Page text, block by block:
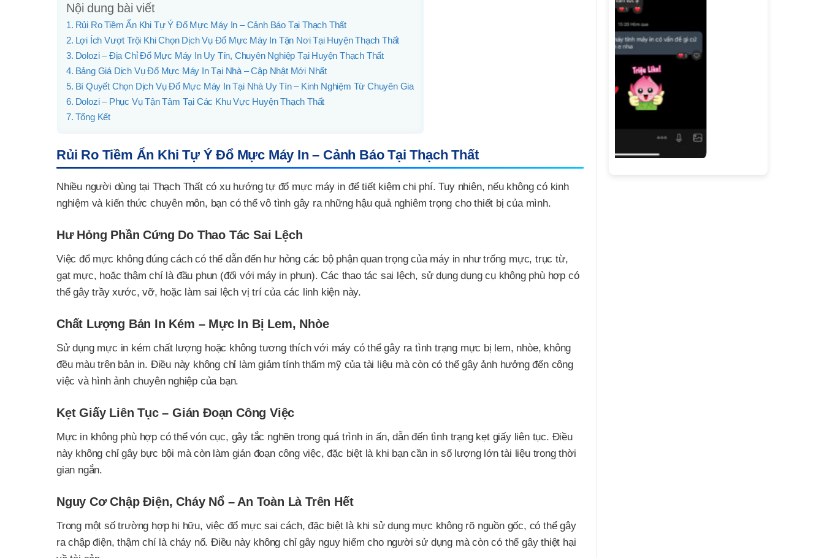
Nội dung bài viết
Rủi Ro Tiềm Ẩn Khi Tự Ý Đổ Mực Máy In – Cảnh Báo Tại Thạch Thất
Lợi Ích Vượt Trội Khi Chọn Dịch Vụ Đổ Mực Máy In Tận Nơi Tại Huyện Thạch Thất
Dolozi – Địa Chỉ Đổ Mực Máy In Uy Tín, Chuyên Nghiệp Tại Huyện Thạch Thất
Bảng Giá Dịch Vụ Đổ Mực Máy In Tại Nhà – Cập Nhật Mới Nhất
Bí Quyết Chọn Dịch Vụ Đổ Mực Máy In Tại Nhà Uy Tín – Kinh Nghiệm Từ Chuyên Gia
Dolozi – Phục Vụ Tận Tâm Tại Các Khu Vực Huyện Thạch Thất
Tổng Kết
Rủi Ro Tiềm Ẩn Khi Tự Ý Đổ Mực Máy In – Cảnh Báo Tại Thạch Thất
Nhiều người dùng tại Thạch Thất có xu hướng tự đổ mực máy in để tiết kiệm chi phí. Tuy nhiên, nếu không có kinh
nghiệm và kiến thức chuyên môn, bạn có thể vô tình gây ra những hậu quả nghiêm trọng cho thiết bị của mình.
Hư Hỏng Phần Cứng Do Thao Tác Sai Lệch
Việc đổ mực không đúng cách có thể dẫn đến hư hỏng các bộ phận quan trọng của máy in như trống mực, trục từ,
gạt mực, hoặc thậm chí là đầu phun (đối với máy in phun). Các thao tác sai lệch, sử dụng dụng cụ không phù hợp có
thể gây trầy xước, vỡ, hoặc làm sai lệch vị trí của các linh kiện này.
Chất Lượng Bản In Kém – Mực In Bị Lem, Nhòe
Sử dụng mực in kém chất lượng hoặc không tương thích với máy có thể gây ra tình trạng mực bị lem, nhòe, không
đều màu trên bản in. Điều này không chỉ làm giảm tính thẩm mỹ của tài liệu mà còn có thể gây ảnh hưởng đến công
việc và hình ảnh chuyên nghiệp của bạn.
Kẹt Giấy Liên Tục – Gián Đoạn Công Việc
Mực in không phù hợp có thể vón cục, gây tắc nghẽn trong quá trình in ấn, dẫn đến tình trạng kẹt giấy liên tục. Điều
này không chỉ gây bực bội mà còn làm gián đoạn công việc, đặc biệt là khi bạn cần in số lượng lớn tài liệu trong thời
gian ngắn.
Nguy Cơ Chập Điện, Cháy Nổ – An Toàn Là Trên Hết
Trong một số trường hợp hi hữu, việc đổ mực sai cách, đặc biệt là khi sử dụng mực không rõ nguồn gốc, có thể gây
ra chập điện, thậm chí là cháy nổ. Điều này không chỉ gây nguy hiểm cho người sử dụng mà còn có thể gây thiệt hại